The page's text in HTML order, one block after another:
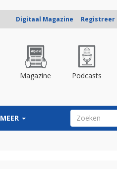
Digitaal Magazine Registreer
Magazine Podcasts
MEER ZOEKVELD